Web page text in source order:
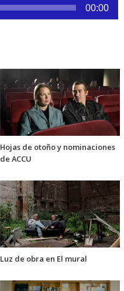
00:00
Hojas de otoño y nominaciones
de ACCU
Luz de obra en El mural